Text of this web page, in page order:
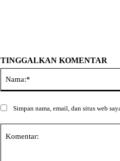
TINGGALKAN KOMENTAR
Simpan nama, email, dan situs web